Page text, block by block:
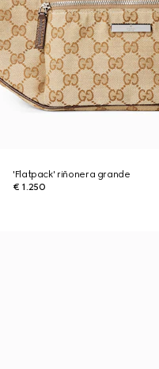
'Flatpack' riñonera grande
€ 1.250